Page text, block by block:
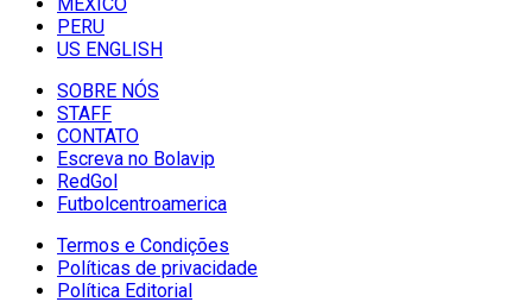
PERU
US ENGLISH
SOBRE NÓS
STAFF
CONTATO
Escreva no Bolavip
RedGol
Futbolcentroamerica
Termos e Condições
Políticas de privacidade
Política Editorial